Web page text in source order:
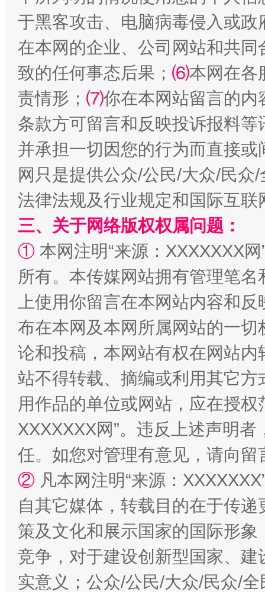
解纷+调解+退费，一次搞定
漫山遍野的桃花与雪山、麦地、白藏房 除
于黑客攻击、电脑病毒侵入或
在本网的企业、公司网站和共
致的任何事态后果； ⑹本网在各
责情形； ⑺你在本网站留言的内
条款方可留言和反映投诉报料
并承担一切因您的行为而直接
网只是提供公众/公民/大众/民
法律法规及行业规定和国际互
三、关于网络版权权属问题：
① 本网注明“来源：XXXXXXX
所有。本传媒网站拥有管理笔
上使用你留言在本网站内容和
布在本网及本网所属网站的一
论和投稿，本网站有权在网站
站不得转载、摘编或利用其它
用作品的单位或网站，应在授
XXXXXXX网”。违反上述声明
任。如您对管理有意见，请向
② 凡本网注明“来源：
自其它媒体，转载目的在于传
策及文化和展示国家的国际形
竞争，对于建设创新型国家、
实意义；公众/公民/大众/民众/